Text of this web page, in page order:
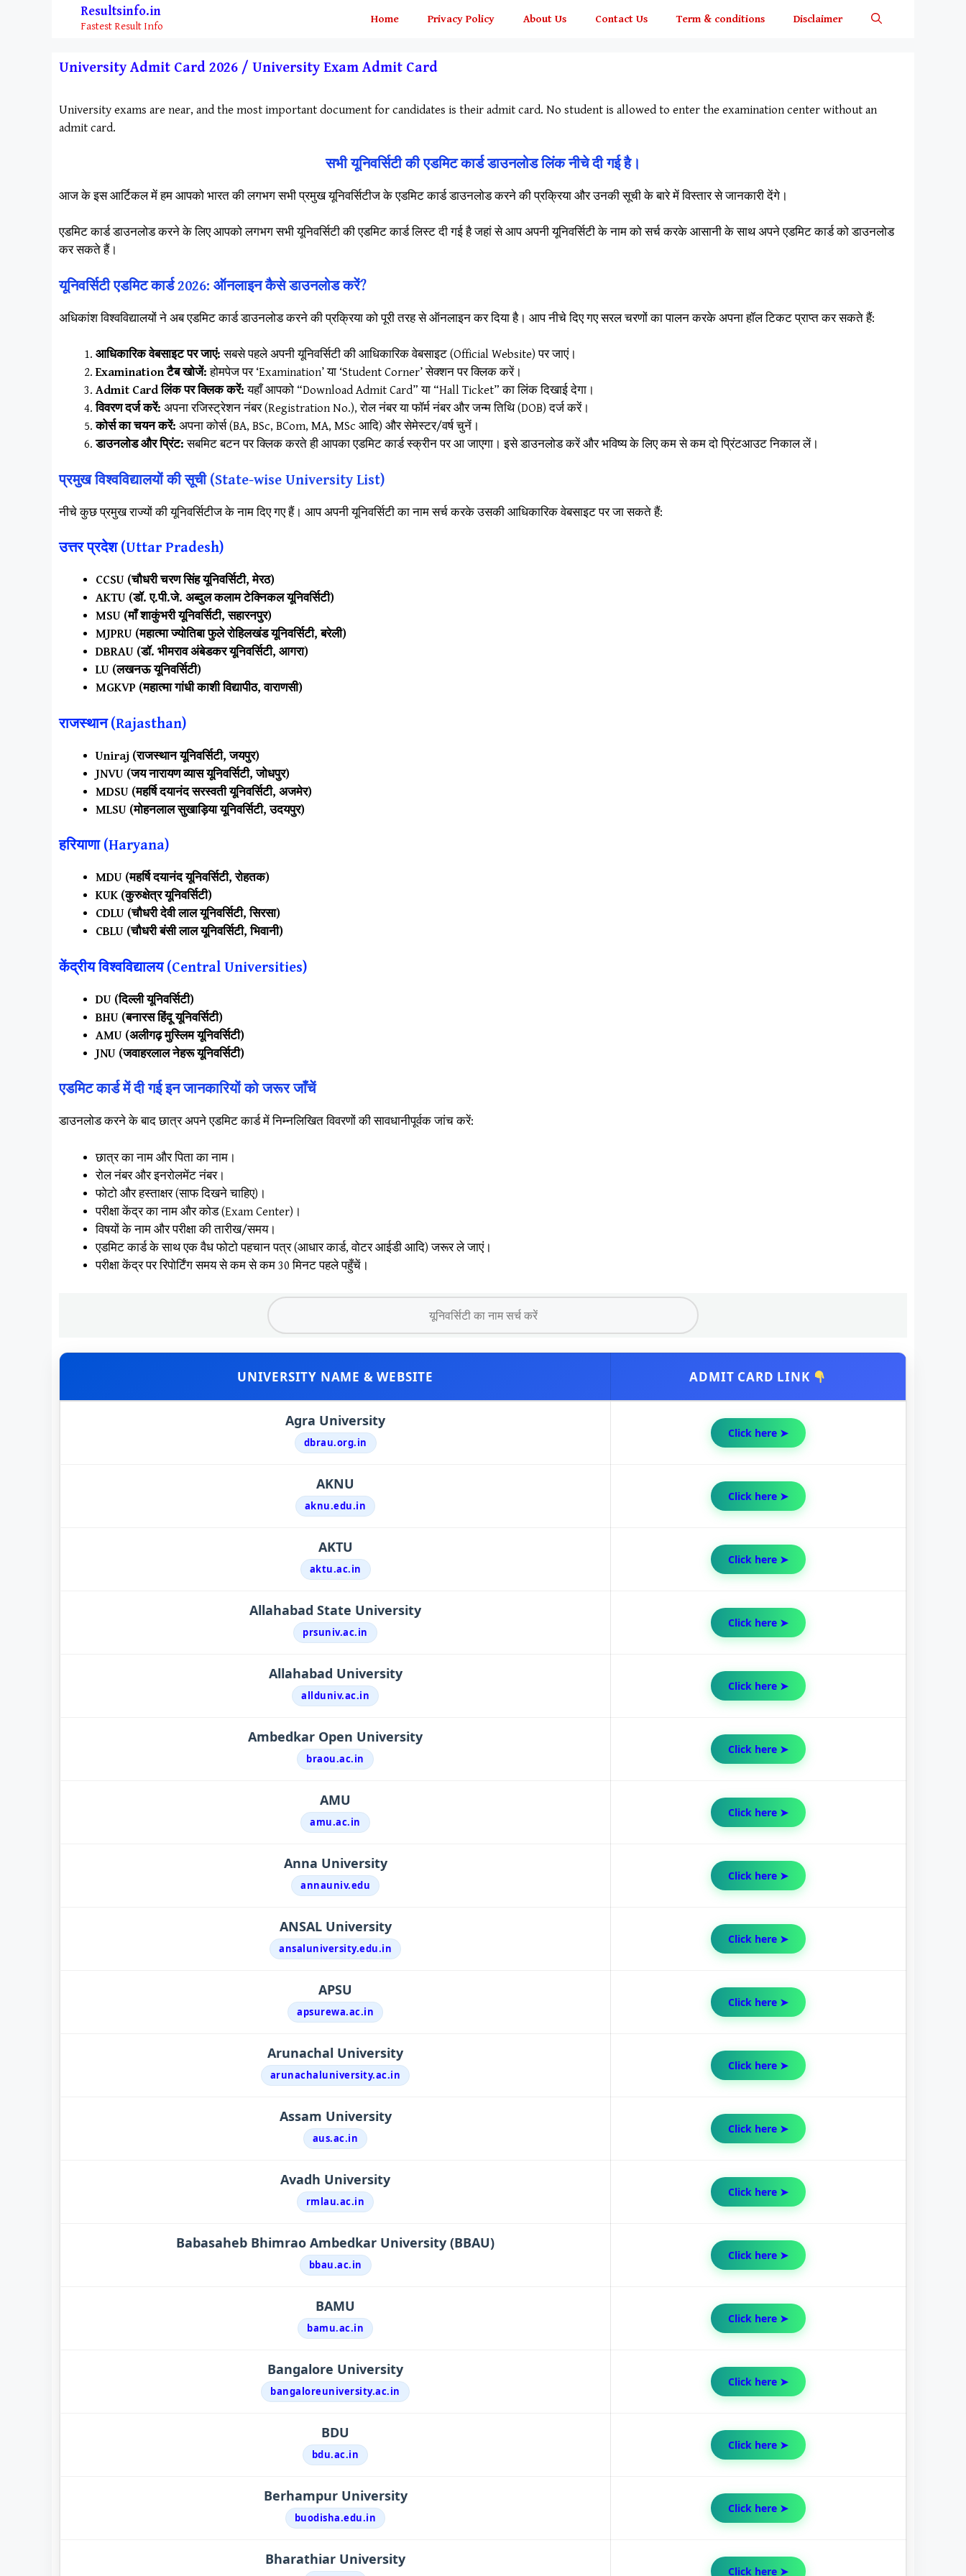
Resultsinfo.in
Fastest Result Info
Home Privacy Policy About Us Contact Us Term & conditions Disclaimer
University Admit Card 2026 / University Exam Admit Card
University exams are near, and the most important document for candidates is their admit card. No student is allowed to enter the examination center without an
admit card.
सभी यूनिवर्सिटी की एडमिट कार्ड डाउनलोड लिंक नीचे दी गई है।
​आज के इस आर्टिकल में हम आपको भारत की लगभग सभी प्रमुख यूनिवर्सिटीज के एडमिट कार्ड डाउनलोड करने की प्रक्रिया और उनकी सूची के बारे में विस्तार से जानकारी देंगे।
एडमिट कार्ड डाउनलोड करने के लिए आपको लगभग सभी यूनिवर्सिटी की एडमिट कार्ड लिस्ट दी गई है जहां से आप अपनी यूनिवर्सिटी के नाम को सर्च करके आसानी के साथ अपने एडमिट कार्ड को डाउनलोड
कर सकते हैं।
यूनिवर्सिटी एडमिट कार्ड 2026: ऑनलाइन कैसे डाउनलोड करें?
​अधिकांश विश्वविद्यालयों ने अब एडमिट कार्ड डाउनलोड करने की प्रक्रिया को पूरी तरह से ऑनलाइन कर दिया है। आप नीचे दिए गए सरल चरणों का पालन करके अपना हॉल टिकट प्राप्त कर सकते हैं:
आधिकारिक वेबसाइट पर जाएं: सबसे पहले अपनी यूनिवर्सिटी की आधिकारिक वेबसाइट (Official Website) पर जाएं।
Examination टैब खोजें: होमपेज पर ‘Examination’ या ‘Student Corner’ सेक्शन पर क्लिक करें।
Admit Card लिंक पर क्लिक करें: यहाँ आपको “Download Admit Card” या “Hall Ticket” का लिंक दिखाई देगा।
विवरण दर्ज करें: अपना रजिस्ट्रेशन नंबर (Registration No.), रोल नंबर या फॉर्म नंबर और जन्म तिथि (DOB) दर्ज करें।
कोर्स का चयन करें: अपना कोर्स (BA, BSc, BCom, MA, MSc आदि) और सेमेस्टर/वर्ष चुनें।
डाउनलोड और प्रिंट: सबमिट बटन पर क्लिक करते ही आपका एडमिट कार्ड स्क्रीन पर आ जाएगा। इसे डाउनलोड करें और भविष्य के लिए कम से कम दो प्रिंटआउट निकाल लें।
प्रमुख विश्वविद्यालयों की सूची (State-wise University List)
​नीचे कुछ प्रमुख राज्यों की यूनिवर्सिटीज के नाम दिए गए हैं। आप अपनी यूनिवर्सिटी का नाम सर्च करके उसकी आधिकारिक वेबसाइट पर जा सकते हैं:
उत्तर प्रदेश (Uttar Pradesh)
CCSU (चौधरी चरण सिंह यूनिवर्सिटी, मेरठ)
AKTU (डॉ. ए.पी.जे. अब्दुल कलाम टेक्निकल यूनिवर्सिटी)
MSU (माँ शाकुंभरी यूनिवर्सिटी, सहारनपुर)
MJPRU (महात्मा ज्योतिबा फुले रोहिलखंड यूनिवर्सिटी, बरेली)
DBRAU (डॉ. भीमराव अंबेडकर यूनिवर्सिटी, आगरा)
LU (लखनऊ यूनिवर्सिटी)
MGKVP (महात्मा गांधी काशी विद्यापीठ, वाराणसी)
राजस्थान (Rajasthan)
Uniraj (राजस्थान यूनिवर्सिटी, जयपुर)
JNVU (जय नारायण व्यास यूनिवर्सिटी, जोधपुर)
MDSU (महर्षि दयानंद सरस्वती यूनिवर्सिटी, अजमेर)
MLSU (मोहनलाल सुखाड़िया यूनिवर्सिटी, उदयपुर)
हरियाणा (Haryana)
MDU (महर्षि दयानंद यूनिवर्सिटी, रोहतक)
KUK (कुरुक्षेत्र यूनिवर्सिटी)
CDLU (चौधरी देवी लाल यूनिवर्सिटी, सिरसा)
CBLU (चौधरी बंसी लाल यूनिवर्सिटी, भिवानी)
केंद्रीय विश्वविद्यालय (Central Universities)
DU (दिल्ली यूनिवर्सिटी)
BHU (बनारस हिंदू यूनिवर्सिटी)
AMU (अलीगढ़ मुस्लिम यूनिवर्सिटी)
JNU (जवाहरलाल नेहरू यूनिवर्सिटी)
एडमिट कार्ड में दी गई इन जानकारियों को जरूर जाँचें
​डाउनलोड करने के बाद छात्र अपने एडमिट कार्ड में निम्नलिखित विवरणों की सावधानीपूर्वक जांच करें:
​छात्र का नाम और पिता का नाम।
​रोल नंबर और इनरोलमेंट नंबर।
​फोटो और हस्ताक्षर (साफ दिखने चाहिए)।
​परीक्षा केंद्र का नाम और कोड (Exam Center)।
​विषयों के नाम और परीक्षा की तारीख/समय।
​एडमिट कार्ड के साथ एक वैध फोटो पहचान पत्र (आधार कार्ड, वोटर आईडी आदि) जरूर ले जाएं।
​परीक्षा केंद्र पर रिपोर्टिंग समय से कम से कम 30 मिनट पहले पहुँचें।
UNIVERSITY NAME & WEBSITE ADMIT CARD LINK
Agra University
dbrau.org.in
Click here ➤
AKNU
aknu.edu.in
Click here ➤
AKTU
aktu.ac.in
Click here ➤
Allahabad State University
prsuniv.ac.in
Click here ➤
Allahabad University
allduniv.ac.in
Click here ➤
Ambedkar Open University
braou.ac.in
Click here ➤
AMU
amu.ac.in
Click here ➤
Anna University
annauniv.edu
Click here ➤
ANSAL University
ansaluniversity.edu.in
Click here ➤
APSU
apsurewa.ac.in
Click here ➤
Arunachal University
arunachaluniversity.ac.in
Click here ➤
Assam University
aus.ac.in
Click here ➤
Avadh University
rmlau.ac.in
Click here ➤
Babasaheb Bhimrao Ambedkar University (BBAU)
bbau.ac.in
Click here ➤
BAMU
bamu.ac.in
Click here ➤
Bangalore University
bangaloreuniversity.ac.in
Click here ➤
BDU
bdu.ac.in
Click here ➤
Berhampur University
buodisha.edu.in
Click here ➤
Bharathiar University
Click here ➤